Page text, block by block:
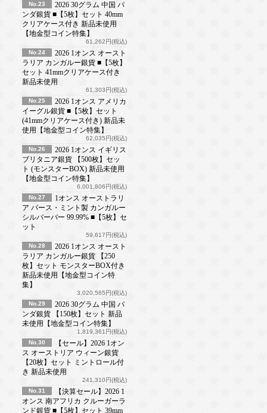
No.23
2026 30グラム 中国 パ
ンダ銀貨 ■【5枚】セット 40mm
クリアケース付き 新品未使用
【地金型コイン特集】
61,262円(税込)
No.24
2026 1オンス オースト
ラリア カンガルー銀貨 ■【5枚】
セット 41mmクリアケース付き
新品未使用
61,303円(税込)
No.25
2026 1オンス アメリカ
イーグル銀貨 ■【5枚】セット
(41mmクリアケース付き) 新品未
使用【地金型コイン特集】
62,035円(税込)
No.26
2026 1オンス イギリス
ブリタニア銀貨 【500枚】セッ
ト (モンスターBOX) 新品未使用
【地金型コイン特集】
6,001,806円(税込)
No.27
1オンス オーストラリ
ア パース・ミント製 カンガルー
シルバーバー 99.99% ■【5枚】セ
ット
59,617円(税込)
No.28
2026 1オンス オースト
ラリア カンガルー銀貨 【250
枚】セット モンスターBOX付き
新品未使用【地金型コイン特
集】
3,020,565円(税込)
No.29
2026 30グラム 中国 パ
ンダ銀貨 【150枚】セット 新品
未使用【地金型コイン特集】
1,819,361円(税込)
No.30
【セール】2026 1オン
ス オーストリア ウィーン銀貨
【20枚】セット ミントロール付
き 新品未使用
241,310円(税込)
No.31
【決算セール】2026 1
オンス 南アフリカ クルーガーラ
ンド銀貨 ■【5枚】セット 39mm